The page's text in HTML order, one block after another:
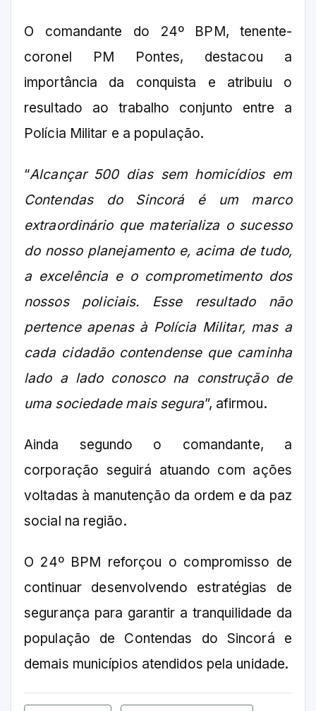
O comandante do 24º BPM, tenente-
coronel PM Pontes, destacou a
importância da conquista e atribuiu o
resultado ao trabalho conjunto entre a
Polícia Militar e a população.
“Alcançar 500 dias sem homicídios em
Contendas do Sincorá é um marco
extraordinário que materializa o sucesso
do nosso planejamento e, acima de tudo,
a excelência e o comprometimento dos
nossos policiais. Esse resultado não
pertence apenas à Polícia Militar, mas a
cada cidadão contendense que caminha
lado a lado conosco na construção de
uma sociedade mais segura”, afirmou.
Ainda segundo o comandante, a
corporação seguirá atuando com ações
voltadas à manutenção da ordem e da paz
social na região.
O 24º BPM reforçou o compromisso de
continuar desenvolvendo estratégias de
segurança para garantir a tranquilidade da
população de Contendas do Sincorá e
demais municípios atendidos pela unidade.